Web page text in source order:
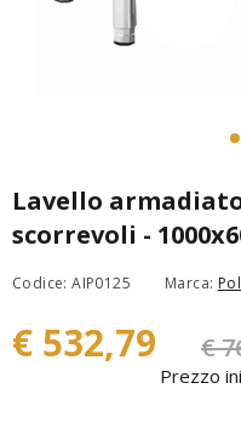
Lavello
scorrevoli -
Codice: AIP0125 Marca:
€ 532,79 €
Prezzo